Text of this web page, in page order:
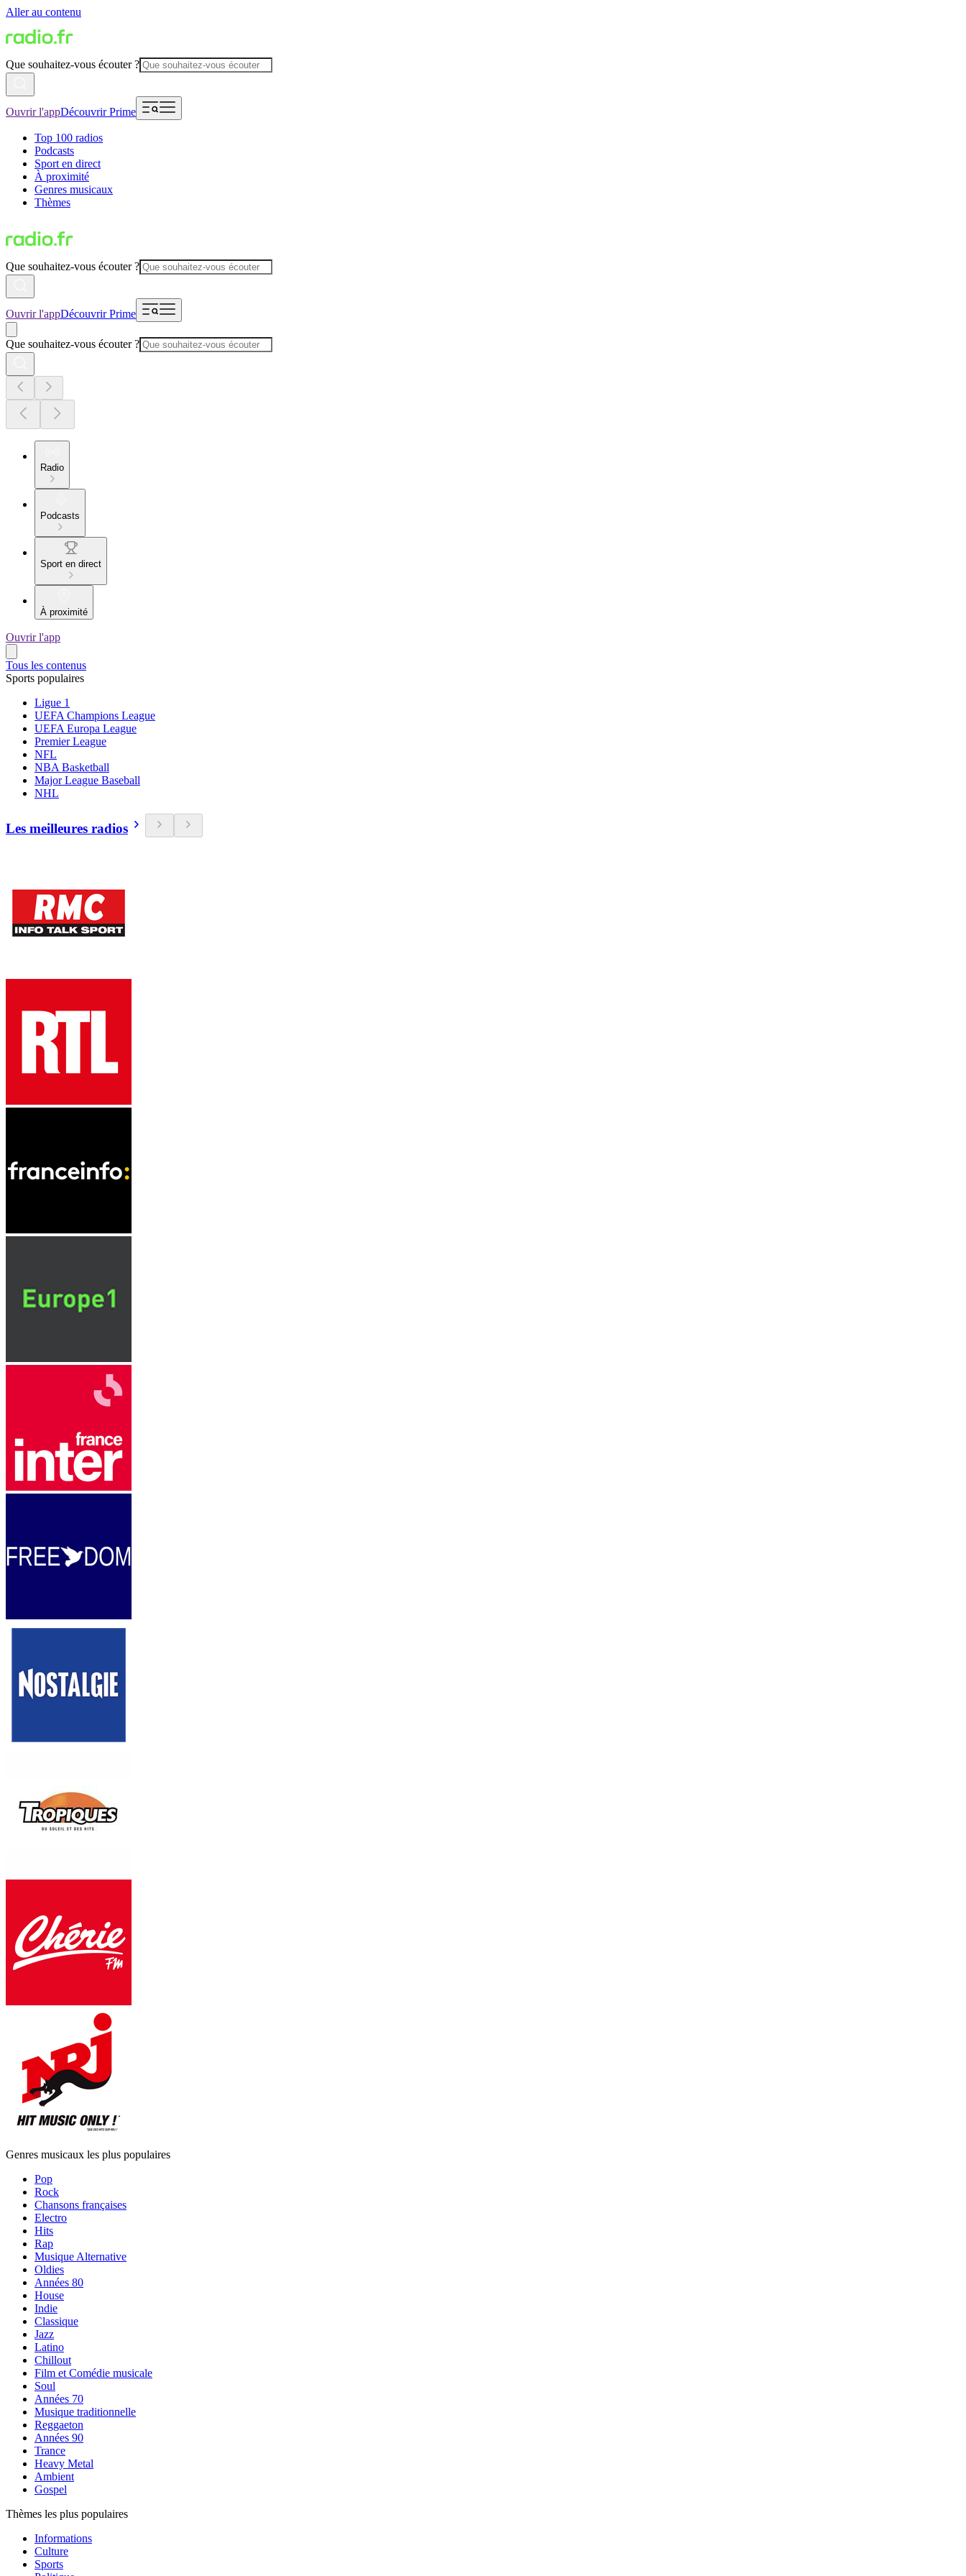
Aller au contenu
Que souhaitez-vous écouter ?
Ouvrir l'appDécouvrir Prime
Top 100 radios
Podcasts
Sport en direct
À proximité
Genres musicaux
Thèmes
Que souhaitez-vous écouter ?
Ouvrir l'appDécouvrir Prime
Que souhaitez-vous écouter ?
Radio
Podcasts
Sport en direct
À proximité
Ouvrir l'app
Tous les contenus
Sports populaires
Ligue 1
UEFA Champions League
UEFA Europa League
Premier League
NFL
NBA Basketball
Major League Baseball
NHL
Les meilleures radios
Genres musicaux les plus populaires
Pop
Rock
Chansons françaises
Electro
Hits
Rap
Musique Alternative
Oldies
Années 80
House
Indie
Classique
Jazz
Latino
Chillout
Film et Comédie musicale
Soul
Années 70
Musique traditionnelle
Reggaeton
Années 90
Trance
Heavy Metal
Ambient
Gospel
Thèmes les plus populaires
Informations
Culture
Sports